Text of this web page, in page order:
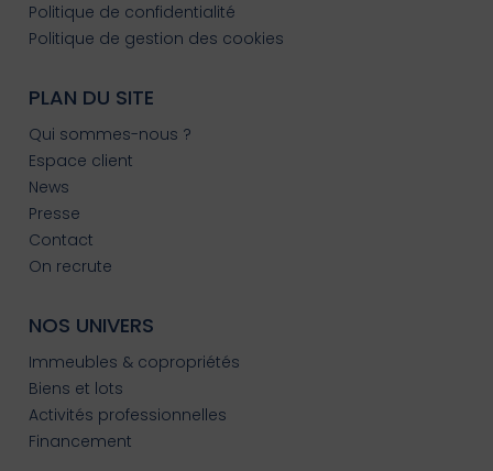
Politique de confidentialité
Politique de gestion des cookies
PLAN DU SITE
Qui sommes-nous ?
Espace client
News
Presse
Contact
On recrute
NOS UNIVERS
Immeubles & copropriétés
Biens et lots
Activités professionnelles
Financement